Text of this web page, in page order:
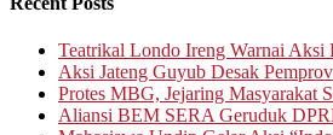
Teatrikal Londo Ireng Warnai Aksi
Aksi Jateng Guyub Desak
Protes MBG, Jejaring Masyarakat
Aliansi BEM SERA Geruduk